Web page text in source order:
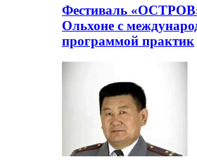
Фестиваль
Ольхоне с
программой практик